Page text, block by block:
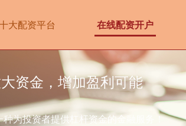
大配资平台 在线配资开户
资金，增加盈利可能
种为投资者提供杠杆资金的金融服务！